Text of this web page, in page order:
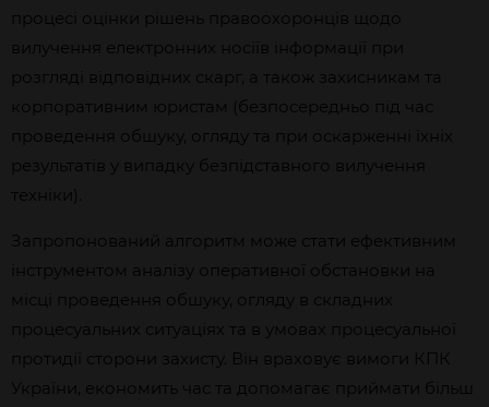
процесі оцінки рішень правоохоронців щодо
вилучення електронних носіїв інформації при
розгляді відповідних скарг, а також захисникам та
корпоративним юристам (безпосередньо під час
проведення обшуку, огляду та при оскарженні їхніх
результатів у випадку безпідставного вилучення
техніки).
Запропонований алгоритм може стати ефективним
інструментом аналізу оперативної обстановки на
місці проведення обшуку, огляду в складних
процесуальних ситуаціях та в умовах процесуальної
протидії сторони захисту. Він враховує вимоги КПК
України, економить час та допомагає приймати більш